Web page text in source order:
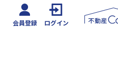
会員登録 ログイン